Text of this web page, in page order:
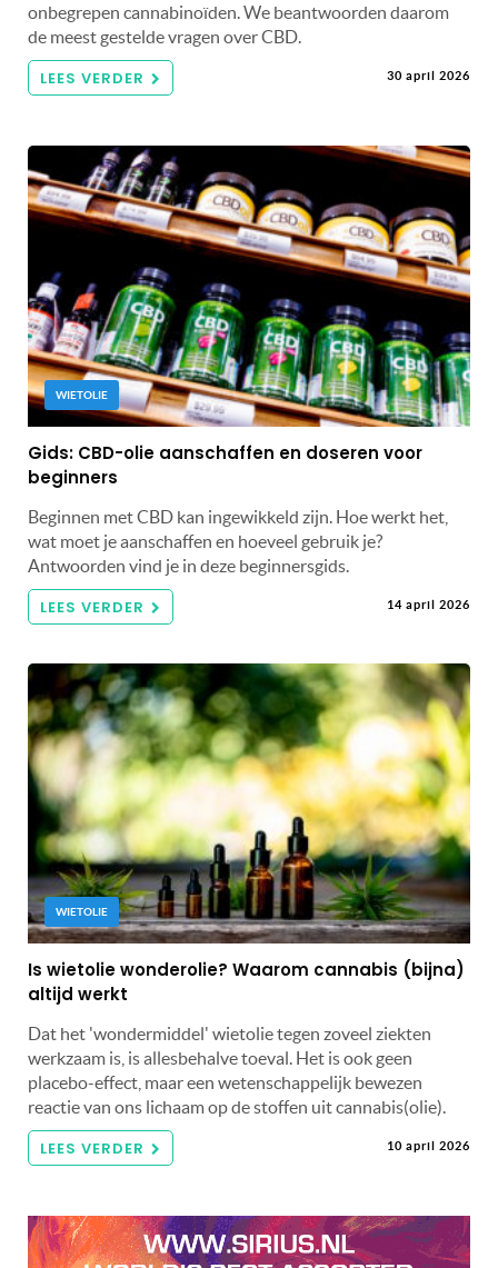
onbegrepen cannabinoïden. We beantwoorden daarom
de meest gestelde vragen over CBD.
LEES VERDER 30 april 2026
WIETOLIE
Gids: CBD-olie aanschaffen en doseren voor
beginners
Beginnen met CBD kan ingewikkeld zijn. Hoe werkt het,
wat moet je aanschaffen en hoeveel gebruik je?
Antwoorden vind je in deze beginnersgids.
LEES VERDER 14 april 2026
WIETOLIE
Is wietolie wonderolie? Waarom cannabis (bijna)
altijd werkt
Dat het 'wondermiddel' wietolie tegen zoveel ziekten
werkzaam is, is allesbehalve toeval. Het is ook geen
placebo-effect, maar een wetenschappelijk bewezen
reactie van ons lichaam op de stoffen uit cannabis(olie).
LEES VERDER 10 april 2026